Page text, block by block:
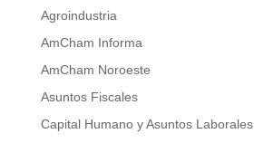
Agroindustria
AmCham Informa
AmCham Noroeste
Asuntos Fiscales
Capital Humano y Asuntos Laborales